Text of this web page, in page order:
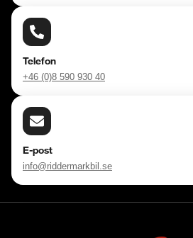
Telefon
+46 (0)8 590 930 40
E-post
info@riddermarkbil.se